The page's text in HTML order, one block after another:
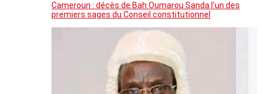
Cameroun : décès de Bah Oumarou Sanda l’un des
premiers sages du Conseil constitutionnel